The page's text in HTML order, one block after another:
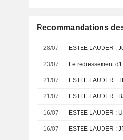
Recommandations
28/07 ESTEE LAUDER :
23/07
21/07 ESTEE LAUDER :
21/07 ESTEE LAUDER :
16/07 ESTEE LAUDER :
16/07 ESTEE LAUDER :